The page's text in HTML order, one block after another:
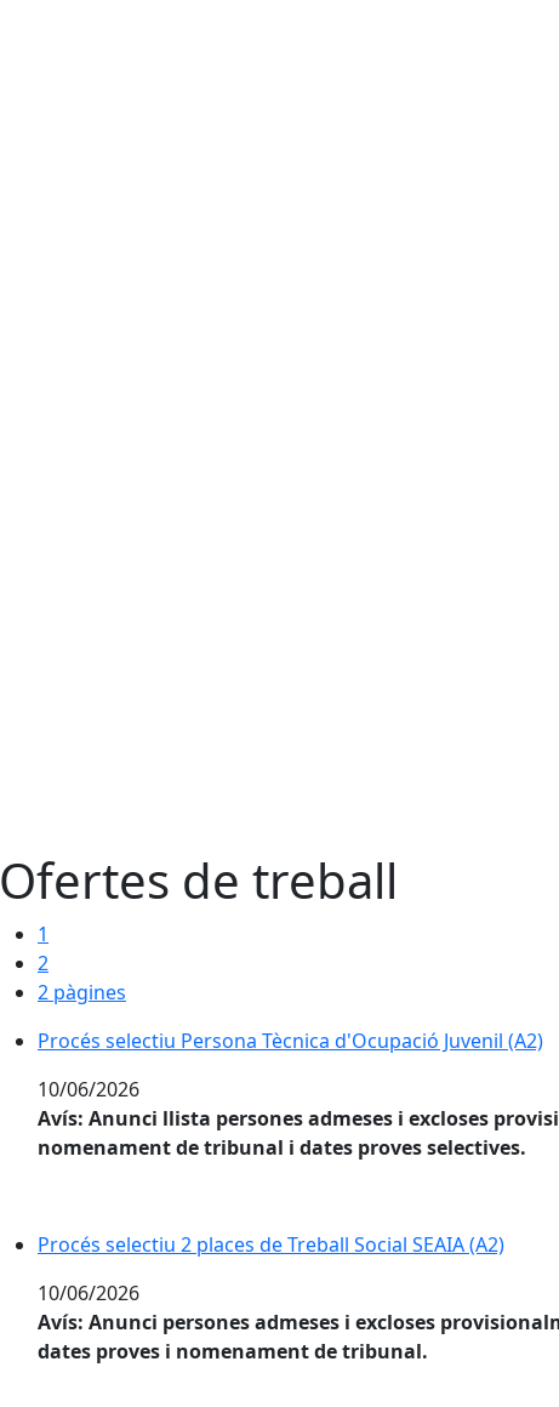
Ofertes de treball
1
2
2 pàgines
Procés selectiu Persona Tècnica d'Ocupació Juvenil (A2)
10/06/2026
Avís: Anunci llista persones admeses i excloses
nomenament de tribunal i dates proves selectives.
Procés selectiu 2 places de Treball Social SEAIA (A2)
10/06/2026
Avís: Anunci persones admeses i excloses
dates proves i nomenament de tribunal.